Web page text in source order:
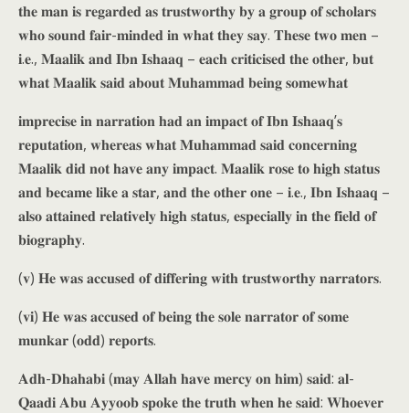
𝐭𝐡𝐞 𝐦𝐚𝐧 𝐢𝐬 𝐫𝐞𝐠𝐚𝐫𝐝𝐞𝐝 𝐚𝐬 𝐭𝐫𝐮𝐬𝐭𝐰𝐨𝐫𝐭𝐡𝐲 𝐛𝐲 𝐚 𝐠𝐫𝐨𝐮𝐩 𝐨𝐟 𝐬𝐜𝐡𝐨𝐥𝐚𝐫𝐬
𝐰𝐡𝐨 𝐬𝐨𝐮𝐧𝐝 𝐟𝐚𝐢𝐫-𝐦𝐢𝐧𝐝𝐞𝐝 𝐢𝐧 𝐰𝐡𝐚𝐭 𝐭𝐡𝐞𝐲 𝐬𝐚𝐲. 𝐓𝐡𝐞𝐬𝐞 𝐭𝐰𝐨 𝐦𝐞𝐧 –
𝐢.𝐞., 𝐌𝐚𝐚𝐥𝐢𝐤 𝐚𝐧𝐝 𝐈𝐛𝐧 𝐈𝐬𝐡𝐚𝐚𝐪 – 𝐞𝐚𝐜𝐡 𝐜𝐫𝐢𝐭𝐢𝐜𝐢𝐬𝐞𝐝 𝐭𝐡𝐞 𝐨𝐭𝐡𝐞𝐫, 𝐛𝐮𝐭
𝐰𝐡𝐚𝐭 𝐌𝐚𝐚𝐥𝐢𝐤 𝐬𝐚𝐢𝐝 𝐚𝐛𝐨𝐮𝐭 𝐌𝐮𝐡𝐚𝐦𝐦𝐚𝐝 𝐛𝐞𝐢𝐧𝐠 𝐬𝐨𝐦𝐞𝐰𝐡𝐚𝐭
𝐢𝐦𝐩𝐫𝐞𝐜𝐢𝐬𝐞 𝐢𝐧 𝐧𝐚𝐫𝐫𝐚𝐭𝐢𝐨𝐧 𝐡𝐚𝐝 𝐚𝐧 𝐢𝐦𝐩𝐚𝐜𝐭 𝐨𝐟 𝐈𝐛𝐧 𝐈𝐬𝐡𝐚𝐚𝐪’𝐬
𝐫𝐞𝐩𝐮𝐭𝐚𝐭𝐢𝐨𝐧, 𝐰𝐡𝐞𝐫𝐞𝐚𝐬 𝐰𝐡𝐚𝐭 𝐌𝐮𝐡𝐚𝐦𝐦𝐚𝐝 𝐬𝐚𝐢𝐝 𝐜𝐨𝐧𝐜𝐞𝐫𝐧𝐢𝐧𝐠
𝐌𝐚𝐚𝐥𝐢𝐤 𝐝𝐢𝐝 𝐧𝐨𝐭 𝐡𝐚𝐯𝐞 𝐚𝐧𝐲 𝐢𝐦𝐩𝐚𝐜𝐭. 𝐌𝐚𝐚𝐥𝐢𝐤 𝐫𝐨𝐬𝐞 𝐭𝐨 𝐡𝐢𝐠𝐡 𝐬𝐭𝐚𝐭𝐮𝐬
𝐚𝐧𝐝 𝐛𝐞𝐜𝐚𝐦𝐞 𝐥𝐢𝐤𝐞 𝐚 𝐬𝐭𝐚𝐫, 𝐚𝐧𝐝 𝐭𝐡𝐞 𝐨𝐭𝐡𝐞𝐫 𝐨𝐧𝐞 – 𝐢.𝐞., 𝐈𝐛𝐧 𝐈𝐬𝐡𝐚𝐚𝐪 –
𝐚𝐥𝐬𝐨 𝐚𝐭𝐭𝐚𝐢𝐧𝐞𝐝 𝐫𝐞𝐥𝐚𝐭𝐢𝐯𝐞𝐥𝐲 𝐡𝐢𝐠𝐡 𝐬𝐭𝐚𝐭𝐮𝐬, 𝐞𝐬𝐩𝐞𝐜𝐢𝐚𝐥𝐥𝐲 𝐢𝐧 𝐭𝐡𝐞 𝐟𝐢𝐞𝐥𝐝 𝐨𝐟
𝐛𝐢𝐨𝐠𝐫𝐚𝐩𝐡𝐲.
(𝐯) 𝐇𝐞 𝐰𝐚𝐬 𝐚𝐜𝐜𝐮𝐬𝐞𝐝 𝐨𝐟 𝐝𝐢𝐟𝐟𝐞𝐫𝐢𝐧𝐠 𝐰𝐢𝐭𝐡 𝐭𝐫𝐮𝐬𝐭𝐰𝐨𝐫𝐭𝐡𝐲 𝐧𝐚𝐫𝐫𝐚𝐭𝐨𝐫𝐬.
(𝐯𝐢) 𝐇𝐞 𝐰𝐚𝐬 𝐚𝐜𝐜𝐮𝐬𝐞𝐝 𝐨𝐟 𝐛𝐞𝐢𝐧𝐠 𝐭𝐡𝐞 𝐬𝐨𝐥𝐞 𝐧𝐚𝐫𝐫𝐚𝐭𝐨𝐫 𝐨𝐟 𝐬𝐨𝐦𝐞
𝐦𝐮𝐧𝐤𝐚𝐫 (𝐨𝐝𝐝) 𝐫𝐞𝐩𝐨𝐫𝐭𝐬.
𝐀𝐝𝐡-𝐃𝐡𝐚𝐡𝐚𝐛𝐢 (𝐦𝐚𝐲 𝐀𝐥𝐥𝐚𝐡 𝐡𝐚𝐯𝐞 𝐦𝐞𝐫𝐜𝐲 𝐨𝐧 𝐡𝐢𝐦) 𝐬𝐚𝐢𝐝: 𝐚𝐥-
𝐐𝐚𝐚𝐝𝐢 𝐀𝐛𝐮 𝐀𝐲𝐲𝐨𝐨𝐛 𝐬𝐩𝐨𝐤𝐞 𝐭𝐡𝐞 𝐭𝐫𝐮𝐭𝐡 𝐰𝐡𝐞𝐧 𝐡𝐞 𝐬𝐚𝐢𝐝: 𝐖𝐡𝐨𝐞𝐯𝐞𝐫